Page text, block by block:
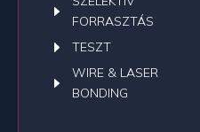
FORRASZTÁS
TESZT
WIRE & LASER
BONDING